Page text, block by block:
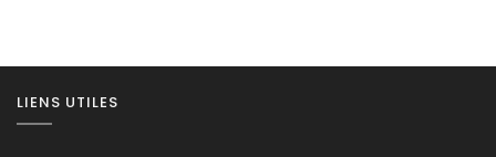
LIENS UTILES